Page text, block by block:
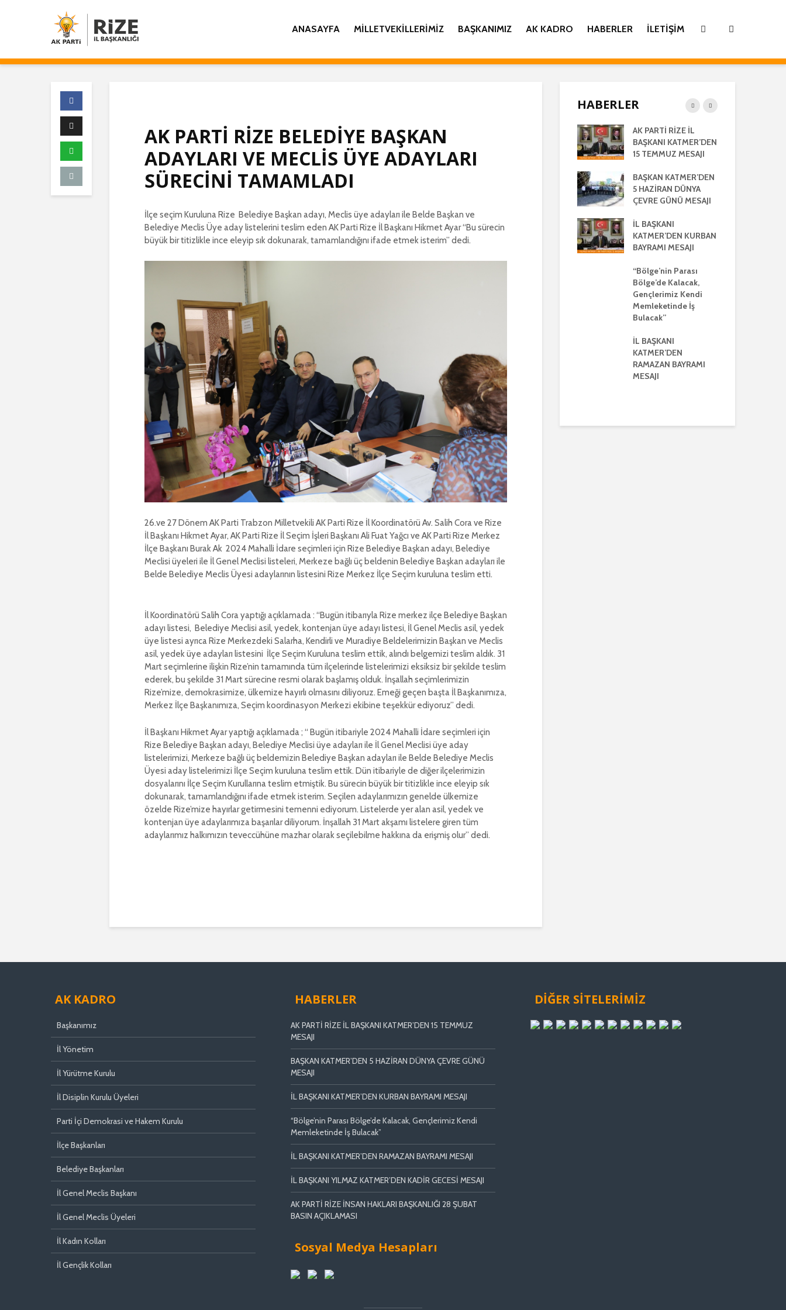
ANASAYFA MILLETVEKILLERIMIZ BAŞKANIMIZ AK KADRO HABERLER İLETIŞIM
AK PARTİ RİZE BELEDİYE BAŞKAN
ADAYLARI VE MECLİS ÜYE ADAYLARI
SÜRECİNİ TAMAMLADI
İlçe seçim Kuruluna Rize Belediye Başkan adayı, Meclis üye adayları ile Belde Başkan ve
Belediye Meclis Üye aday listelerini teslim eden AK Parti Rize İl Başkanı Hikmet Ayar “Bu sürecin
büyük bir titizlikle ince eleyip sık dokunarak, tamamlandığını ifade etmek isterim” dedi.
26.ve 27 Dönem AK Parti Trabzon Milletvekili AK Parti Rize İl Koordinatörü Av. Salih Cora ve Rize
İl Başkanı Hikmet Ayar, AK Parti Rize İl Seçim İşleri Başkanı Ali Fuat Yağcı ve AK Parti Rize Merkez
İlçe Başkanı Burak Ak 2024 Mahalli İdare seçimleri için Rize Belediye Başkan adayı, Belediye
Meclisi üyeleri ile İl Genel Meclisi listeleri, Merkeze bağlı üç beldenin Belediye Başkan adayları ile
Belde Belediye Meclis Üyesi adaylarının listesini Rize Merkez İlçe Seçim kuruluna teslim etti.
İl Koordinatörü Salih Cora yaptığı açıklamada : “Bugün itibarıyla Rize merkez ilçe Belediye Başkan
adayı listesi, Belediye Meclisi asil, yedek, kontenjan üye adayı listesi, İl Genel Meclis asil, yedek
üye listesi ayrıca Rize Merkezdeki Salarha, Kendirli ve Muradiye Beldelerimizin Başkan ve Meclis
asil, yedek üye adayları listesini İlçe Seçim Kuruluna teslim ettik, alındı belgemizi teslim aldık. 31
Mart seçimlerine ilişkin Rize’nin tamamında tüm ilçelerinde listelerimizi eksiksiz bir şekilde teslim
ederek, bu şekilde 31 Mart sürecine resmi olarak başlamış olduk. İnşallah seçimlerimizin
Rize’mize, demokrasimize, ülkemize hayırlı olmasını diliyoruz. Emeği geçen başta İl Başkanımıza,
Merkez İlçe Başkanımıza, Seçim koordinasyon Merkezi ekibine teşekkür ediyoruz” dedi.
İl Başkanı Hikmet Ayar yaptığı açıklamada ; “ Bugün itibariyle 2024 Mahalli İdare seçimleri için
Rize Belediye Başkan adayı, Belediye Meclisi üye adayları ile İl Genel Meclisi üye aday
listelerimizi, Merkeze bağlı üç beldemizin Belediye Başkan adayları ile Belde Belediye Meclis
Üyesi aday listelerimizi İlçe Seçim kuruluna teslim ettik. Dün itibariyle de diğer ilçelerimizin
dosyalarını İlçe Seçim Kurullarına teslim etmiştik. Bu sürecin büyük bir titizlikle ince eleyip sık
dokunarak, tamamlandığını ifade etmek isterim. Seçilen adaylarımızın genelde ülkemize
özelde Rize’mize hayırlar getirmesini temenni ediyorum. Listelerde yer alan asil, yedek ve
kontenjan üye adaylarımıza başarılar diliyorum. İnşallah 31 Mart akşamı listelere giren tüm
adaylarımız halkımızın teveccühüne mazhar olarak seçilebilme hakkına da erişmiş olur” dedi.
HABERLER
İL BAŞKANI YILMAZ
KATMER’DEN KADİR
GECESİ MESAJI
AK PARTİ RİZE İNSAN
HAKLARI BAŞKANLIĞI
AÇIKLAMASI
İL BAŞKANI
KATMER’DEN
RAMAZAN AYI MESAJI
AÇIKLAMALARDA
BULUNDU
KATMER’DEN REGAİP
İL BAŞKANI YILMAZ
İL BAŞKANI
KATMER’DEN
ÖĞRETMENLER GÜNÜ
MESAJI
AK PARTİ RİZE İL
BAŞKANI KATMER’DEN
15 TEMMUZ MESAJI
BAŞKAN KATMER’DEN
5 HAZİRAN DÜNYA
ÇEVRE GÜNÜ MESAJI
İL BAŞKANI
KATMER’DEN KURBAN
BAYRAMI MESAJI
“Bölge’nin Parası
Bölge’de Kalacak,
Gençlerimiz Kendi
Memleketinde İş
Bulacak”
İL BAŞKANI
KATMER’DEN
RAMAZAN BAYRAMI
MESAJI
AK KADRO
Başkanımız
İl Yönetim
İl Yürütme Kurulu
İl Disiplin Kurulu Üyeleri
Parti İçi Demokrasi ve Hakem Kurulu
İlçe Başkanları
Belediye Başkanları
İl Genel Meclis Başkanı
İl Genel Meclis Üyeleri
İl Kadın Kolları
İl Gençlik Kolları
HABERLER
AK PARTİ RİZE İL BAŞKANI KATMER’DEN 15 TEMMUZ
MESAJI
BAŞKAN KATMER’DEN 5 HAZİRAN DÜNYA ÇEVRE GÜNÜ
MESAJI
İL BAŞKANI KATMER’DEN KURBAN BAYRAMI MESAJI
“Bölge’nin Parası Bölge’de Kalacak, Gençlerimiz Kendi
Memleketinde İş Bulacak”
İL BAŞKANI KATMER’DEN RAMAZAN BAYRAMI MESAJI
İL BAŞKANI YILMAZ KATMER’DEN KADİR GECESİ MESAJI
AK PARTİ RİZE İNSAN HAKLARI BAŞKANLIĞI 28 ŞUBAT
BASIN AÇIKLAMASI
Sosyal Medya Hesapları
DİĞER SİTELERİMİZ